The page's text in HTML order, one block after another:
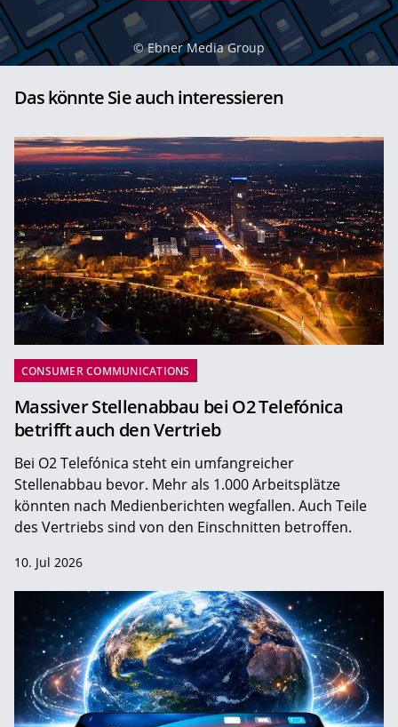
© Ebner Media Group
Das könnte Sie auch interessieren
CONSUMER COMMUNICATIONS
Massiver Stellenabbau bei O2 Telefónica
betrifft auch den Vertrieb
Bei O2 Telefónica steht ein umfangreicher
Stellenabbau bevor. Mehr als 1.000 Arbeitsplätze
könnten nach Medienberichten wegfallen. Auch Teile
des Vertriebs sind von den Einschnitten betroffen.
10. Jul 2026